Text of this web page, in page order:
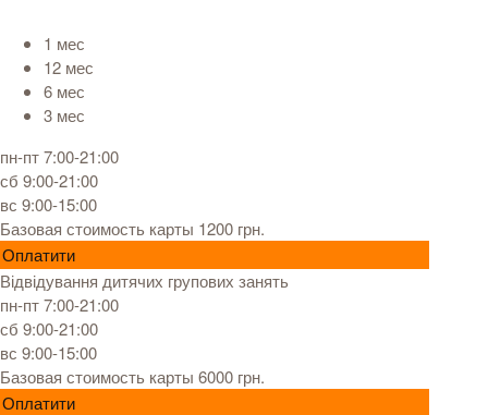
1 мес
12 мес
6 мес
3 мес
пн-пт 7:00-21:00
сб 9:00-21:00
вс 9:00-15:00
Базовая стоимость карты 1200 грн.
Оплатити
Відвідування дитячих групових занять
пн-пт 7:00-21:00
сб 9:00-21:00
вс 9:00-15:00
Базовая стоимость карты 6000 грн.
Оплатити